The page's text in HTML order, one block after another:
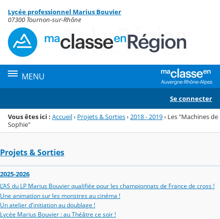
Menu de la rubrique
Contenu
Lycée professionnel Marius Bouvier
07300 Tournon-sur-Rhône
MENU
Se connecter
Vous êtes ici : Accueil› Projets & Sorties› 2018 - 2019› Les "Machines de
Sophie"
Projets & Sorties
2025-2026
L’AS du LP Marius Bouvier qualifiée pour les championnats de France de cross !
Une animation sur les monstres au cinéma !
Un atelier d'initiation au doublage !
Lycée Marius Bouvier : au Théâtre ce soir !